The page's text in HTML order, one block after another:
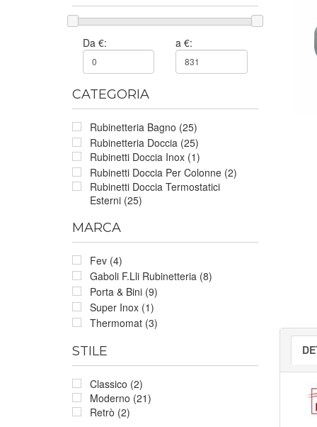
Da €: a €:
CATEGORIA
Rubinetteria Bagno (25)
Rubinetteria Doccia (25)
Rubinetti Doccia Inox (1)
Rubinetti Doccia Per Colonne (2)
Rubinetti Doccia Termostatici
Esterni (25)
MARCA
Fev (4)
Gaboli F.Lli Rubinetteria (8)
Porta & Bini (9)
Super Inox (1)
Thermomat (3)
STILE
Classico (2)
Moderno (21)
Retrò (2)